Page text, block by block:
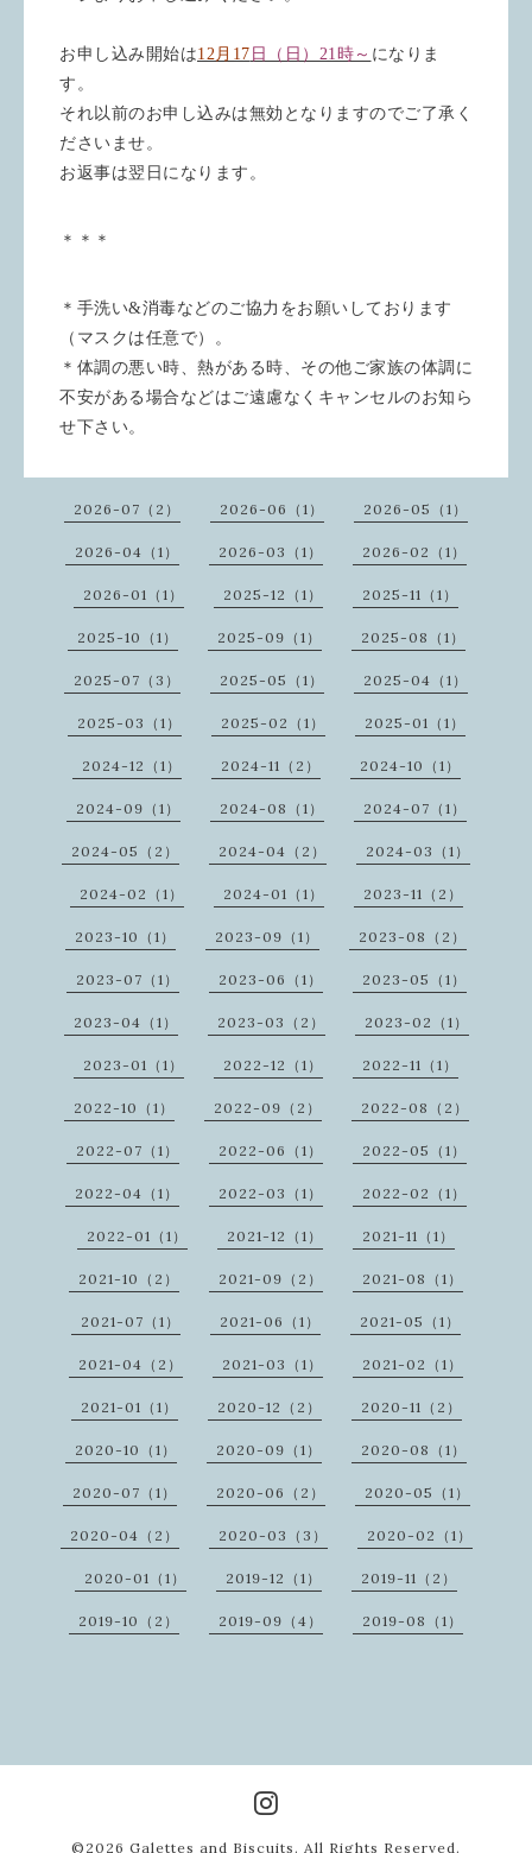
お申し込み開始は12月17 日（日）21時～ になりま
す。
それ以前のお申し込みは無効となりますのでご了承く
ださいませ。
お返事は翌日になります。
＊＊＊
＊手洗い&消毒などのご協力をお願いしております
（マスクは任意で）。
＊体調の悪い時、熱がある時、その他ご家族の体調に
不安がある場合などはご遠慮なくキャンセルのお知ら
せ下さい。
2026-07（2） 2026-06（1） 2026-05（1）
2026-04（1） 2026-03（1） 2026-02（1）
2026-01（1） 2025-12（1） 2025-11（1）
2025-10（1） 2025-09（1） 2025-08（1）
2025-07（3） 2025-05（1） 2025-04（1）
2025-03（1） 2025-02（1） 2025-01（1）
2024-12（1） 2024-11（2） 2024-10（1）
2024-09（1） 2024-08（1） 2024-07（1）
2024-05（2） 2024-04（2） 2024-03（1）
2024-02（1） 2024-01（1） 2023-11（2）
2023-10（1） 2023-09（1） 2023-08（2）
2023-07（1） 2023-06（1） 2023-05（1）
2023-04（1） 2023-03（2） 2023-02（1）
2023-01（1） 2022-12（1） 2022-11（1）
2022-10（1） 2022-09（2） 2022-08（2）
2022-07（1） 2022-06（1） 2022-05（1）
2022-04（1） 2022-03（1） 2022-02（1）
2022-01（1） 2021-12（1） 2021-11（1）
2021-10（2） 2021-09（2） 2021-08（1）
2021-07（1） 2021-06（1） 2021-05（1）
2021-04（2） 2021-03（1） 2021-02（1）
2021-01（1） 2020-12（2） 2020-11（2）
2020-10（1） 2020-09（1） 2020-08（1）
2020-07（1） 2020-06（2） 2020-05（1）
2020-04（2） 2020-03（3） 2020-02（1）
2020-01（1） 2019-12（1） 2019-11（2）
2019-10（2） 2019-09（4） 2019-08（1）
©2026 Galettes and Biscuits . All Rights Reserved.